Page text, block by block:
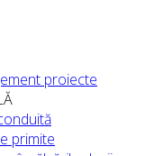
proiecte
primite